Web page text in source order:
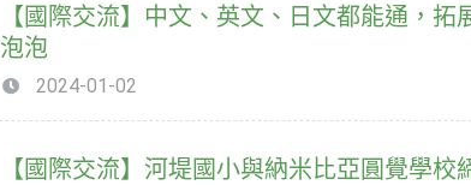
【國際交流】中文、英文、日文都能通，
泡泡
2024-01-02
【國際交流】河堤國小與納米比亞圓覺學